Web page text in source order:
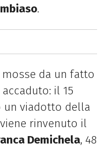
.
da un fatto
il 15
un viadotto della
rinvenuto il
Demichela, 48